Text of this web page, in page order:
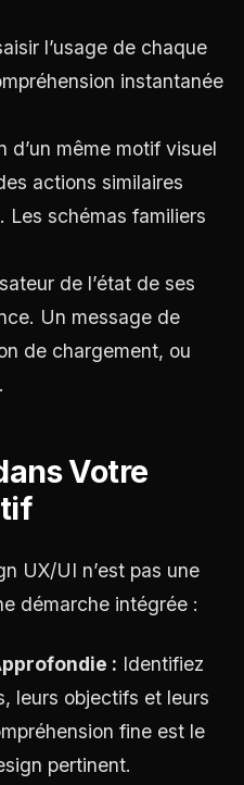
l’usage de chaque
instantanée
d’un même motif visuel
actions similaires
schémas familiers
de l’état de ses
Un message de
de chargement, ou
Votre
UX/UI n’est pas une
démarche intégrée :
: Identifiez
leurs objectifs et leurs
fine est le
pertinent.